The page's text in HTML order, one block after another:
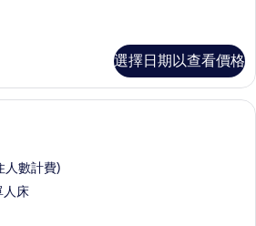
選擇日期以查看價格
標準客房, 多張床 | 高級寢具、舒適加
人數計費)
人床